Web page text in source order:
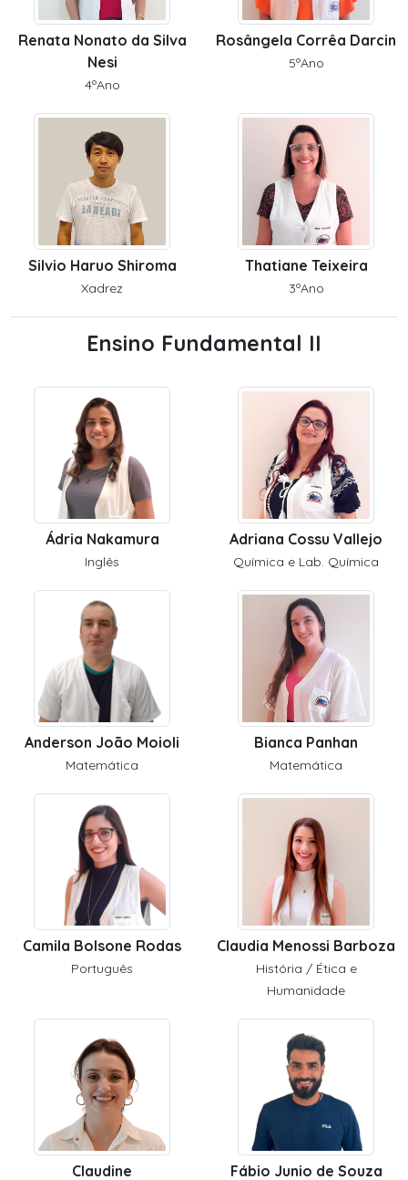
Renata Nonato da Silva
Nesi
4ºAno
Rosângela Corrêa Darcin
5ºAno
Silvio Haruo Shiroma
Xadrez
Thatiane Teixeira
3ºAno
Ensino Fundamental II
Ádria Nakamura
Inglês
Adriana Cossu Vallejo
Química e Lab. Química
Anderson João Moioli
Matemática
Bianca Panhan
Matemática
Camila Bolsone Rodas
Português
Claudia Menossi Barboza
História / Ética e
Humanidade
Claudine Fábio Junio de Souza